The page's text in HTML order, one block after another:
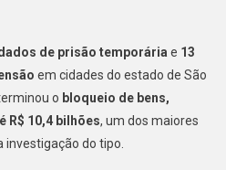
E
Mais
6
Pessoas;
Empresário
de prisão temporária e 13
em cidades do estado de São
o bloqueio de bens,
R$ 10,4 bilhões, um dos maiores
do tipo.